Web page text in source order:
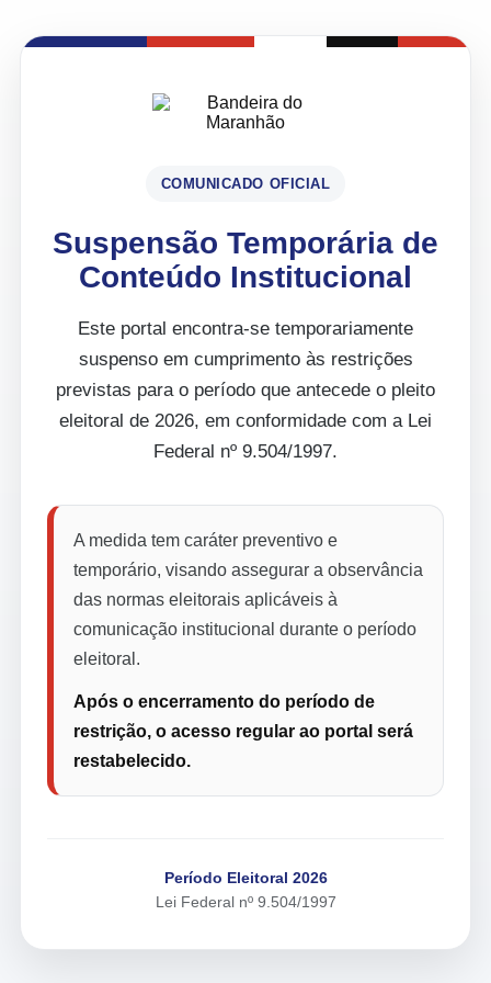
COMUNICADO OFICIAL
Suspensão Temporária de
Conteúdo Institucional
Este portal encontra-se temporariamente
suspenso em cumprimento às restrições
previstas para o período que antecede o pleito
eleitoral de 2026, em conformidade com a Lei
Federal nº 9.504/1997.
A medida tem caráter preventivo e
temporário, visando assegurar a observância
das normas eleitorais aplicáveis à
comunicação institucional durante o período
eleitoral.
Após o encerramento do período de
restrição, o acesso regular ao portal será
restabelecido.
Período Eleitoral 2026
Lei Federal nº 9.504/1997